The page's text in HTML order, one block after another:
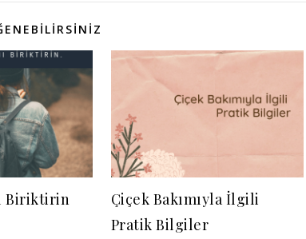
Biriktirin
Çiçek Bakımıyla İlgili
Pratik Bilgiler